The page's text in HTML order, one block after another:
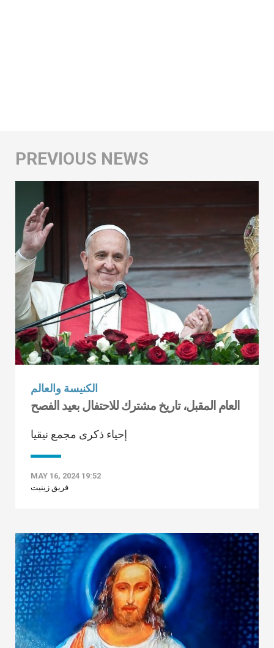
الكنيسة والعالم
العام المقبل، تاريخ مشترك للاحتفال بعيد الفصح
إحياء ذكرى مجمع نيقيا
MAY 16, 2024 19:52
فريق زينيت